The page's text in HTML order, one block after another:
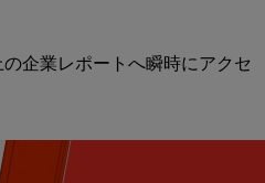
企業レポートへ瞬時にアクセ